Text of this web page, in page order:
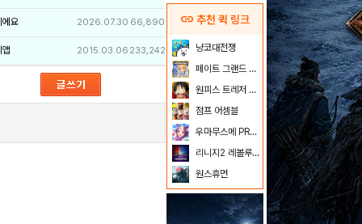
요 2026.07.30 66,890
2015.03.06 233,242
link 추천 퀵 링크
냥코대전쟁
페이트 그랜드 오더
원피스 트레저 크루즈
점프 어셈블
우마무스메 PRETTY DERBY
리니지2 레볼루션
원스휴먼